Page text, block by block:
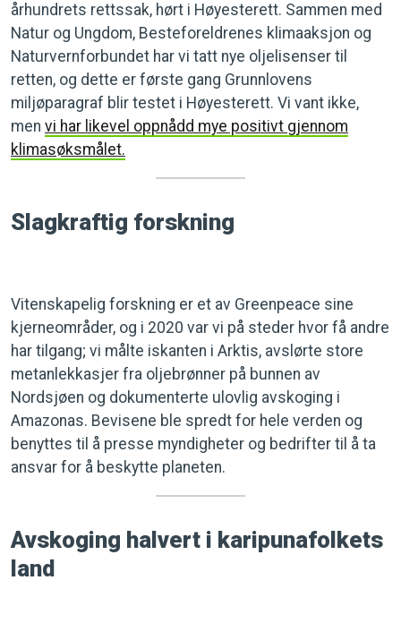
århundrets rettssak, hørt i Høyesterett. Sammen med
Natur og Ungdom, Besteforeldrenes klimaaksjon og
Naturvernforbundet har vi tatt nye oljelisenser til
retten, og dette er første gang Grunnlovens
miljøparagraf blir testet i Høyesterett. Vi vant ikke,
men vi har likevel oppnådd mye positivt gjennom
klimasøksmålet.
Slagkraftig forskning
Vitenskapelig forskning er et av Greenpeace sine
kjerneområder, og i 2020 var vi på steder hvor få andre
har tilgang; vi målte iskanten i Arktis, avslørte store
metanlekkasjer fra oljebrønner på bunnen av
Nordsjøen og dokumenterte ulovlig avskoging i
Amazonas. Bevisene ble spredt for hele verden og
benyttes til å presse myndigheter og bedrifter til å ta
ansvar for å beskytte planeten.
Avskoging halvert i karipunafolkets
land